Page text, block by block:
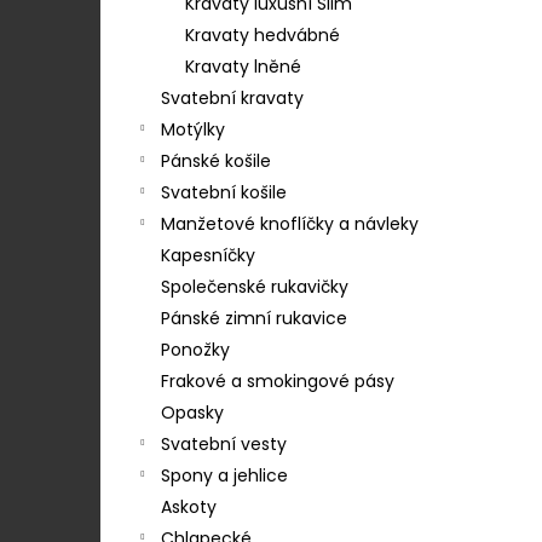
Kravaty hedvábné
Kravaty lněné
Svatební kravaty
Motýlky
Pánské košile
Svatební košile
Manžetové knoflíčky a návleky
Kapesníčky
Společenské rukavičky
Pánské zimní rukavice
Ponožky
Frakové a smokingové pásy
Opasky
Svatební vesty
Spony a jehlice
Askoty
MM, MOTÝLEK A KAPESNÍČEK MODRÁ,
KOŇAKOVÁ KŮŽE 886-2244369
1 754 Kč